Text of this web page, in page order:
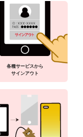
各種サービスから
サインアウト